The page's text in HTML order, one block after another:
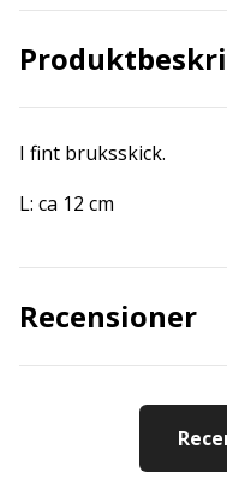
I fint bruksskick.
L: ca 12 cm
Recensioner